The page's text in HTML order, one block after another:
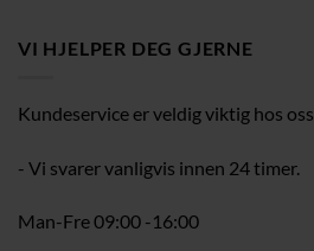
VI HJELPER DEG GJERNE
Kundeservice er veldig viktig hos oss.
- Vi svarer vanligvis innen 24 timer.
Man-Fre 09:00 -16:00